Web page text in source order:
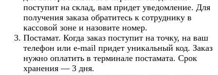
поступит на склад, вам придет уведомление. Для
получения заказа обратитесь к сотруднику в
кассовой зоне и назовите номер.
Постамат. Когда заказ поступит на точку, на ваш
телефон или e-mail придет уникальный код. Заказ
нужно оплатить в терминале постамата. Срок
хранения — 3 дня.